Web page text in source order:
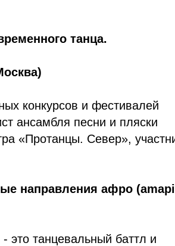
танца.
конкурсов и фестивалей
ансамбля песни и пляски
«Протанцы. Север»,
направления афро
это танцевальный баттл и